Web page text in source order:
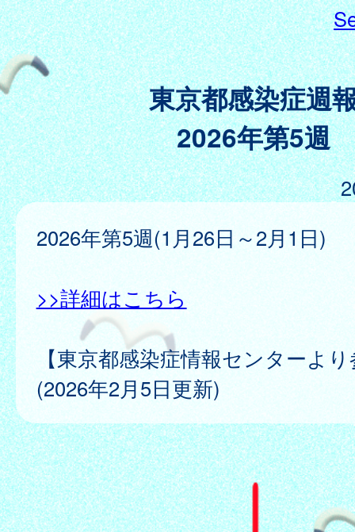
東京都感染症週
2026年第5週
2026年第5週(1月26日～2月1日)
>>詳細はこちら
【東京都感染症情報センターよ
(2026年2月5日更新)